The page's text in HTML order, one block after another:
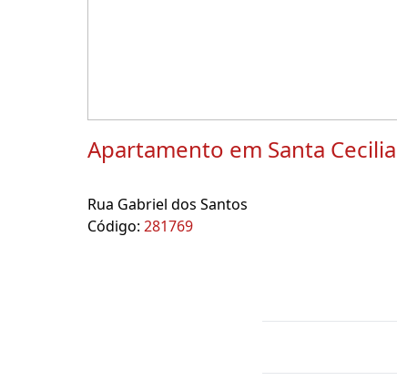
Apartamento em Santa Cecilia
Rua Gabriel dos Santos
Código: 281769